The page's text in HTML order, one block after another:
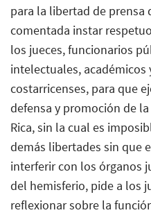
para la libertad de prensa
comentada instar
los jueces, funcionarios
intelectuales, académicos
costarricenses, para que
defensa y promoción de
Rica, sin la cual es
demás libertades sin que
interferir con los órganos
del hemisferio, pide a los
reflexionar sobre la